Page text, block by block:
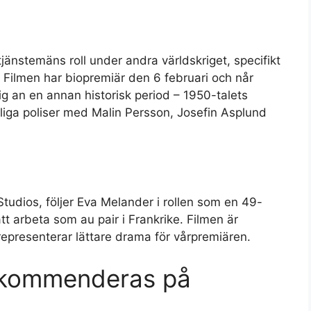
roll under andra världskriget, specifikt
har biopremiär den 6 februari och når
an en annan historisk period – 1950-talets
poliser med Malin Persson, Josefin Asplund
följer Eva Melander i rollen som en 49-
arbeta som au pair i Frankrike. Filmen är
lättare drama för vårpremiären.
på